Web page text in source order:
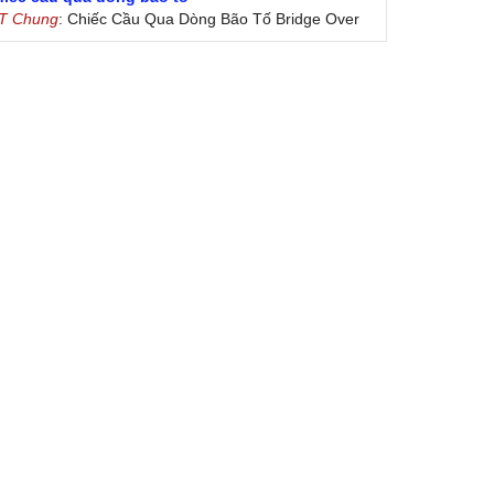
Chung: Chiếc Cầu Qua Dòng Bão Tố Bridge Over
Water by Simon & Garfunkel (Released